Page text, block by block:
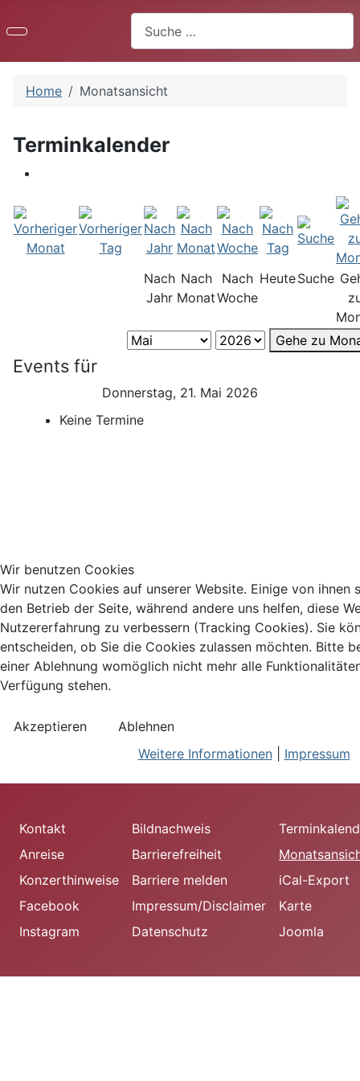
Home Monatsansicht
Terminkalender
Nach
Jahr
Nach
Monat
Nach
Woche
HeuteSuche
Gehe zu
Events für
Donnerstag, 21. Mai 2026
Keine Termine
Kontakt
Anreise
Konzerthinweise
Facebook
Instagram
Bildnachweis
Barrierefreiheit
Barriere melden
Impressum/Disclaimer
Datenschutz
iCal-Export
Karte
Joomla
Wir benutzen Cookies
Wir nutzen Cookies auf unserer Website. Einige von ihnen
den Betrieb der Seite, während andere uns helfen, diese
Nutzererfahrung zu verbessern (Tracking Cookies). Sie
entscheiden, ob Sie die Cookies zulassen möchten. Bitte
einer Ablehnung womöglich nicht mehr alle
Verfügung stehen.
Akzeptieren
Ablehnen
Weitere Informationen| Impressum